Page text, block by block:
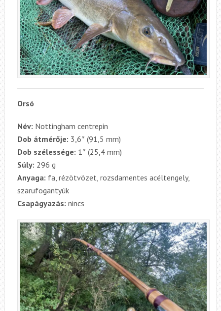
Orsó
Név: Nottingham centrepin
Dob átmérője: 3,6″ (91,5 mm)
Dob szélessége: 1″ (25,4 mm)
Súly: 296 g
Anyaga: fa, rézötvözet, rozsdamentes acéltengely,
szarufogantyúk
Csapágyazás: nincs